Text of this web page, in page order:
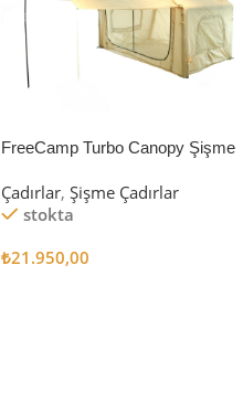
FreeCamp Turbo Canopy Şişme
Çadırlar, Şişme Çadırlar
stokta
₺21.950,00